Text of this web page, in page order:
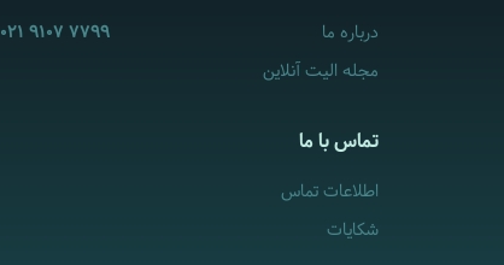
درباره ما
مجله الیت آنلاین
تماس با ما
اطلاعات تماس
شکایات
021 9107 7799